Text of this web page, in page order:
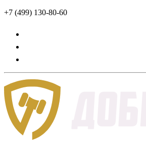
+7 (499) 130-80-60